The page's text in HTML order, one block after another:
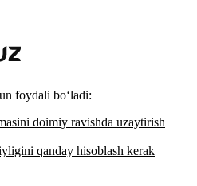
foydali boʻladi:
doimiy ravishda uzaytirish
qanday hisoblash kerak